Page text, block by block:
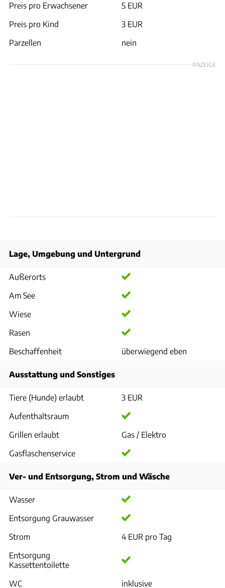
Preis pro Erwachsener
5 EUR
Preis pro Kind
3 EUR
Parzellen
nein
ANZEIGE
Lage, Umgebung und Untergrund
Außerorts
Am See
Wiese
Rasen
Beschaffenheit
überwiegend eben
Ausstattung und Sonstiges
Tiere (Hunde) erlaubt
3 EUR
Aufenthaltsraum
Grillen erlaubt
Gas / Elektro
Gasflaschenservice
Ver- und Entsorgung, Strom und Wäsche
Wasser
Entsorgung Grauwasser
Strom
4 EUR pro Tag
Entsorgung
Kassettentoilette
WC
inklusive